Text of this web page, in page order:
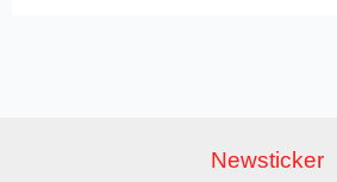
Newsticker